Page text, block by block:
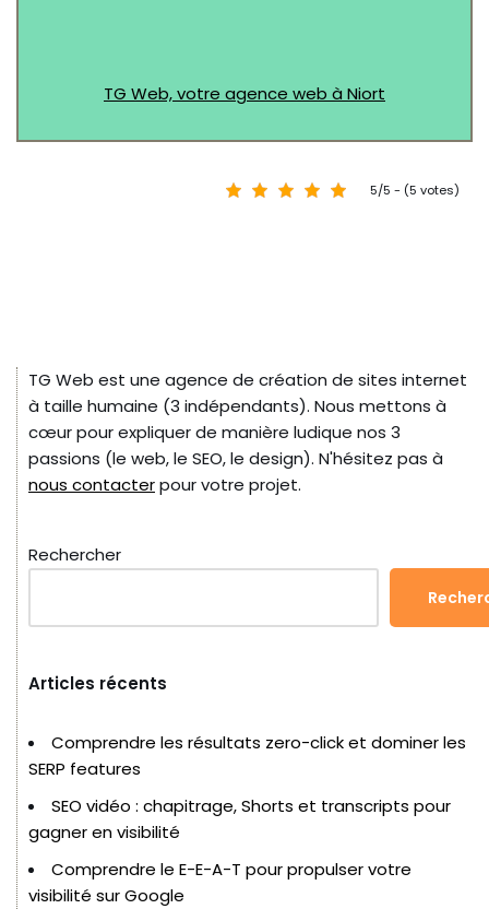
TG Web, votre agence web à Niort
5/5 - (5 votes)
TG Web est une agence de création de sites internet
à taille humaine (3 indépendants). Nous mettons à
cœur pour expliquer de manière ludique nos 3
passions (le web, le SEO, le design). N'hésitez pas à
nous contacterpour votre projet.
Rechercher
Articles récents
Comprendre les résultats zero-click et dominer les
SERP features
SEO vidéo : chapitrage, Shorts et transcripts pour
gagner en visibilité
Comprendre le E-E-A-T pour propulser votre
visibilité sur Google